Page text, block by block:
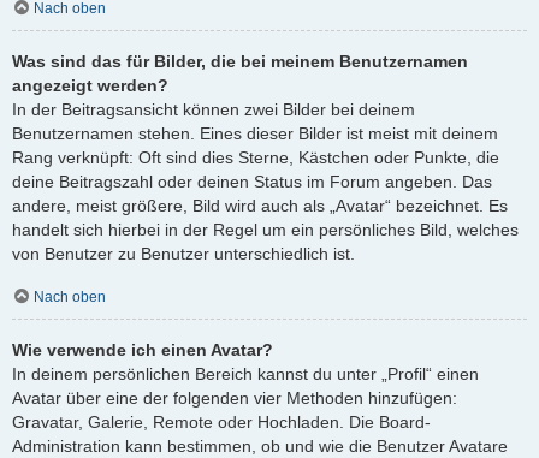
Nach oben
Was sind das für Bilder, die bei meinem Benutzernamen
angezeigt werden?
In der Beitragsansicht können zwei Bilder bei deinem
Benutzernamen stehen. Eines dieser Bilder ist meist mit deinem
Rang verknüpft: Oft sind dies Sterne, Kästchen oder Punkte, die
deine Beitragszahl oder deinen Status im Forum angeben. Das
andere, meist größere, Bild wird auch als „Avatar“ bezeichnet. Es
handelt sich hierbei in der Regel um ein persönliches Bild, welches
von Benutzer zu Benutzer unterschiedlich ist.
Nach oben
Wie verwende ich einen Avatar?
In deinem persönlichen Bereich kannst du unter „Profil“ einen
Avatar über eine der folgenden vier Methoden hinzufügen:
Gravatar, Galerie, Remote oder Hochladen. Die Board-
Administration kann bestimmen, ob und wie die Benutzer Avatare